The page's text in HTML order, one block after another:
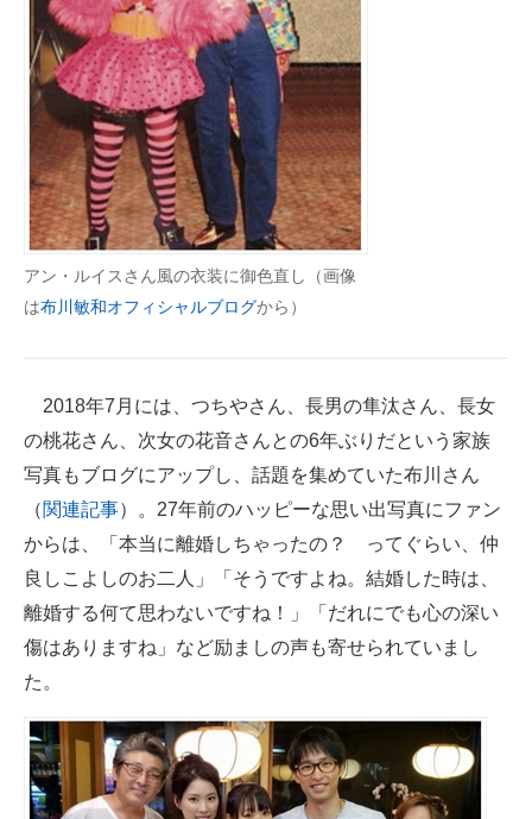
アン・ルイスさん風の衣装に御色直し（画像
は布川敏和オフィシャルブログから）
2018年7月には、つちやさん、長男の隼汰さん、長女
の桃花さん、次女の花音さんとの6年ぶりだという家族
写真もブログにアップし、話題を集めていた布川さん
（関連記事）。27年前のハッピーな思い出写真にファン
からは、「本当に離婚しちゃったの？ ってぐらい、仲
良しこよしのお二人」「そうですよね。結婚した時は、
離婚する何て思わないですね！」「だれにでも心の深い
傷はありますね」など励ましの声も寄せられていまし
た。